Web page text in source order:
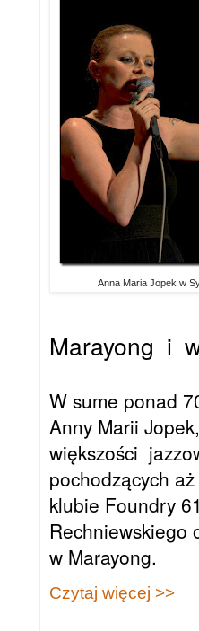
Anna Maria Jopek w
Marayong i
W sume ponad
Anny Marii
większości
pochodzących
klubie Foundry
Rechniewskiego
w Marayong.
Czytaj więcej >>